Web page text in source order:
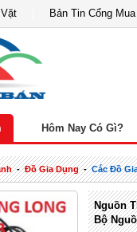
Bản Tin Cổng
Hôm Nay Có Gì?
-Đồ Gia Dụng-Các Đồ
Nguồn
Bộ